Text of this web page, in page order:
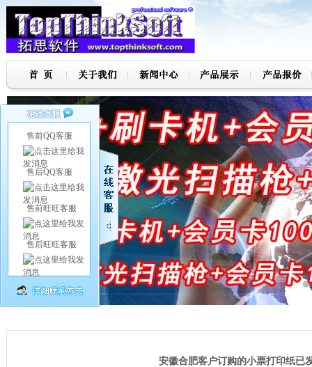
安徽合肥客户订购的小票打印纸已
售前QQ客服
售后QQ客服
售前旺旺客服
售后旺旺客服